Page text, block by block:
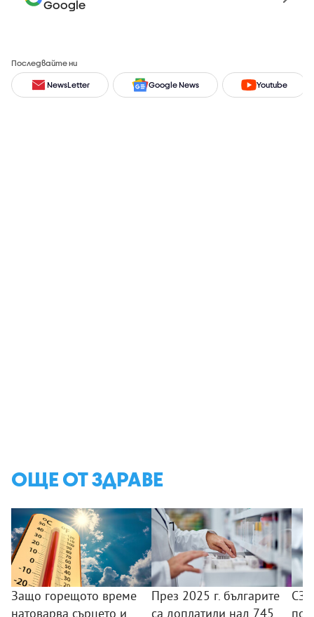
Google
Последвайте ни
NewsLetter Google News Youtube
ОЩЕ ОТ ЗДРАВЕ
Защо горещото време
натоварва сърцето и
През 2025 г. българите
са доплатили над 745